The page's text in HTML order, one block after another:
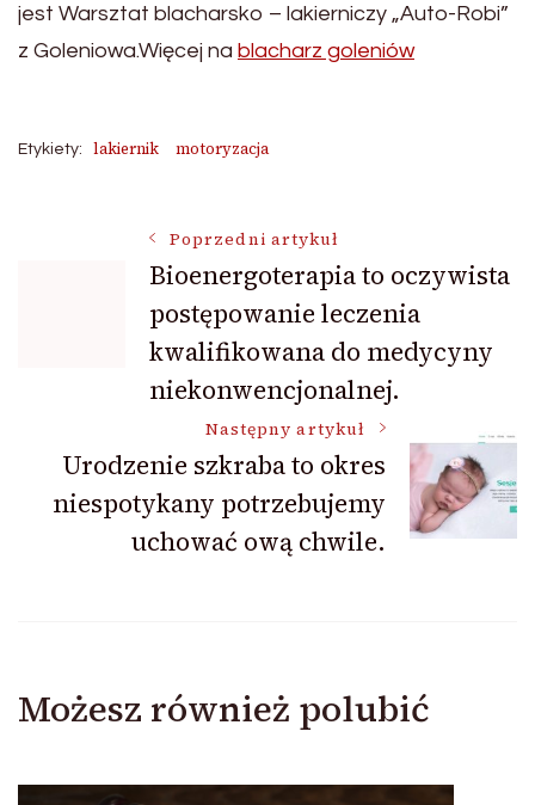
jest Warsztat blacharsko – lakierniczy „Auto-Robi”
z Goleniowa.Więcej na blacharz goleniów
Etykiety: lakiernik motoryzacja
Nawigacja
wpisu
Poprzedni artykuł
Bioenergoterapia to oczywista
postępowanie leczenia
kwalifikowana do medycyny
niekonwencjonalnej.
Następny artykuł
Urodzenie szkraba to okres
niespotykany potrzebujemy
uchować ową chwile.
Możesz również polubić